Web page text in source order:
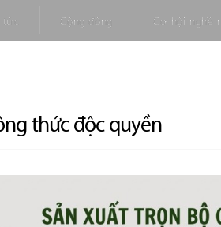
tức Cộng đồng Cơ hội nghề
thức độc quyền